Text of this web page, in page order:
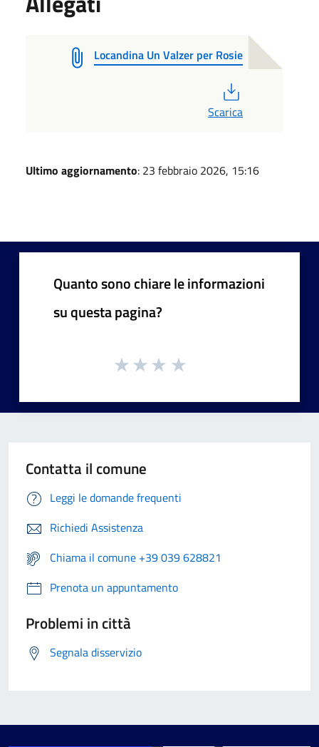
Locandina Un Valzer per Rosie
Scarica
Ultimo aggiornamento: 23 febbraio 2026, 15:16
Quanto sono chiare le informazioni
su questa pagina?
Contatta il comune
Leggi le domande frequenti
Richiedi Assistenza
Chiama il comune +39 039 628821
Prenota un appuntamento
Problemi in città
Segnala disservizio